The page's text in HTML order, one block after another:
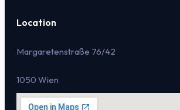
Location
Margaretenstraße 76/42
1050 Wien